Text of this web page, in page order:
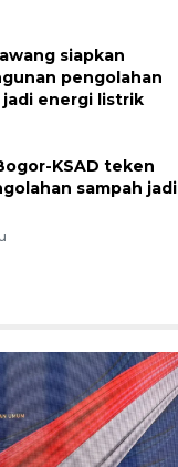
siapkan
pengolahan
jadi energi listrik
KSAD teken
sampah jadi